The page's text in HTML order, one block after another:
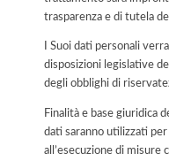
trasparenza e di tutela
I Suoi dati personali
disposizioni legislative
degli obblighi di
Finalità e base giuridica
dati saranno utilizzati
all’esecuzione di misure